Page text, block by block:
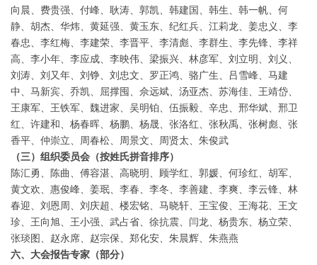
向晨、费贵强、付峰、耿涛、郭凯、韩建国、韩生、韩一帆、何
静、胡杰、华炜、黄延强、黄玉东、纪红兵、江莉龙、姜忠义、李
春忠、李红梅、李建荣、李晋平、李清彪、李群生、李先锋、李祥
高、李小年、李应成、李映伟、梁振兴、林彦军、刘立明、刘义、
刘涛、刘又年、刘铮、刘忠文、罗正鸿、骆广生、吕雪峰、马建
中、马新宾、乔凯、屈撑囤、佘远斌、汤亚杰、苏海佳、王靖岱、
王康军、王铁军、魏进家、吴明铂、伍振毅、辛忠、邢华斌、邢卫
红、许建和、杨春晖、杨鹏、杨晟、张洛红、张秋禹、张树彪、张
香平、仲崇立、周春松、周景文、周贤太、朱俊武
（三）组织委员会（按姓氏拼音排序）
陈汇勇、陈曲、傅容湛、高晓明、顾学红、郭媛、何珍红、胡军、
黄文欢、惠俊峰、姜珉、李春、李冬、李善建、李爽、李云锋、林
春迎、刘恩周、刘庆超、楼宏铭、马晓轩、王宝俊、王海花、王文
珍、王向旭、王小强、武占省、徐抗震、闫龙、杨贵东、杨立荣、
张琰图、赵永席、赵宗保、郑化安、朱晨辉、朱燕燕
六、大会报告专家（部分）